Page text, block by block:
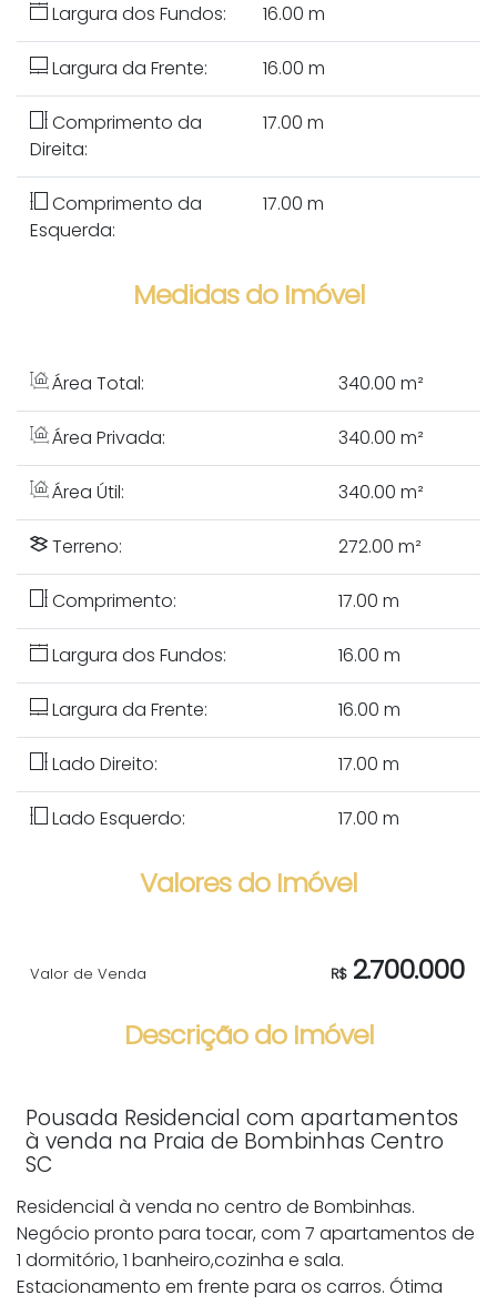
Largura dos Fundos: 16.00 m
Largura da Frente: 16.00 m
Comprimento da
Direita:
17.00 m
Comprimento da
Esquerda:
17.00 m
Medidas do Imóvel
Área Total: 340.00 m²
Área Privada: 340.00 m²
Área Útil: 340.00 m²
Terreno: 272.00 m²
Comprimento: 17.00 m
Largura dos Fundos: 16.00 m
Largura da Frente: 16.00 m
Lado Direito: 17.00 m
Lado Esquerdo: 17.00 m
Valores do Imóvel
R$2.700.000
Valor de Venda
Descrição do Imóvel
Pousada Residencial com apartamentos
à venda na Praia de Bombinhas Centro
SC
Residencial à venda no centro de Bombinhas.
Negócio pronto para tocar, com 7 apartamentos de
1 dormitório, 1 banheiro,cozinha e sala.
Estacionamento em frente para os carros. Ótima